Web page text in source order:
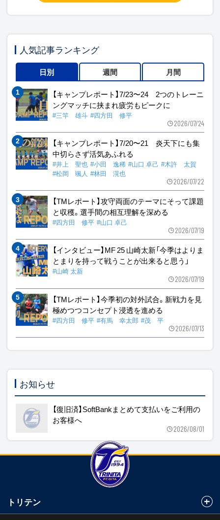
人気記事ランキング
日別 週間 月間
【キャンプレポート】7/23〜24 2つのトレーニ
ングマッチに挟まれ疲労もピークに
#三竿 雄斗 #四方田 修平
2026/07/24
【キャンプレポート】7/20〜21 炎天下にも集
中切らさず活気あふれる
#井上 聖也 #小田 逸稀 #山口 卓己 #木許 太賀
#松岡 颯人 #林田 滉也
2026/07/22
【TMレポート】攻守両面のテーマにそって課題
と収穫。選手間の相互理解を深める
#四方田 修平 #山口 卓己
2026/07/19
【インタビュー】MF 25 山崎太新「今季はよりま
とまりを持って戦うことが出来ると思う」
#山崎 太新
2026/07/19
【TMレポート】今季初の対外試合。新戦力を見
極めつつコンセプト浸透を進める
#四方田 修平 #有馬 幸太郎 #茂 平
2026/07/13
お知らせ
【復旧済】SoftBankまとめて支払いをご利用の
お客様へ
2026/08/01
トリテン